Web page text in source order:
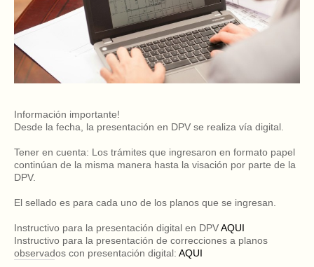
Información importante!
Desde la fecha, la presentación en DPV se realiza vía digital.
Tener en cuenta: Los trámites que ingresaron en formato papel
continúan de la misma manera hasta la visación por parte de la
DPV.
El sellado es para cada uno de los planos que se ingresan.
Instructivo para la presentación digital en DPVAQUI
Instructivo para la presentación de correcciones a planos
observados con presentación digital: AQUI